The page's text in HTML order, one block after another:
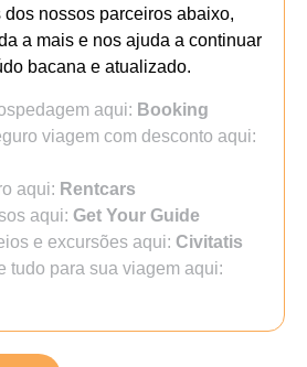
nossos parceiros abaixo,
a mais e nos ajuda a continuar
bacana e atualizado.
aqui: Booking
viagem com desconto aqui:
aqui: Rentcars
aqui: Get Your Guide
e excursões aqui: Civitatis
tudo para sua viagem aqui: